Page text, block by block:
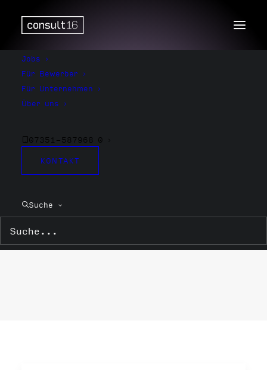
Jobs
Für Bewerber
Für Unternehmen
Über uns
07351-587968 0
KONTAKT
Suche
Zerspanung